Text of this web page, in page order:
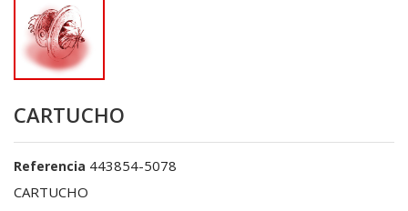
CARTUCHO
Referencia 443854-5078
CARTUCHO